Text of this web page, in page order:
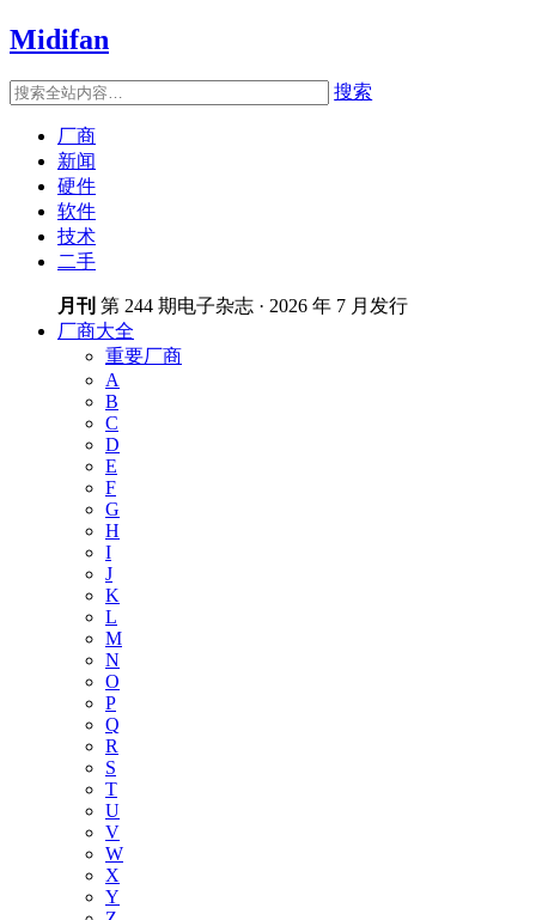
Midifan
搜索
厂商
新闻
硬件
软件
技术
二手
月刊 第 244 期电子杂志 · 2026 年 7 月发行
厂商大全
重要厂商
A
B
C
D
E
F
G
H
I
J
K
L
M
N
O
P
Q
R
S
T
U
V
W
X
Y